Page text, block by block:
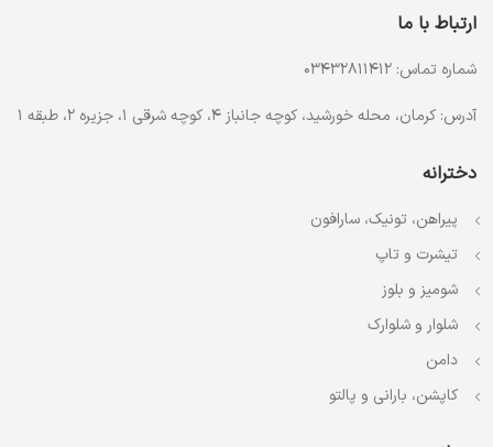
ارتباط با ما
شماره تماس: 03432811412
آدرس: کرمان، محله خورشید، کوچه جانباز 4، کوچه شرقی 1، جزیره 2، طبقه 1
دخترانه
پیراهن، تونیک، سارافون
تیشرت و تاپ
شومیز و بلوز
شلوار و شلوارک
دامن
کاپشن، بارانی و پالتو